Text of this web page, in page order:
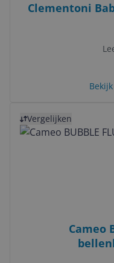
Clementoni
Vergelijken
Cameo